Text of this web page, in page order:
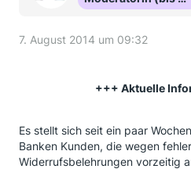
7. August 2014 um 09:32
+++ Aktuelle
Es stellt sich seit ein paar
Banken Kunden, die wegen
Widerrufsbelehrungen vorzeitig